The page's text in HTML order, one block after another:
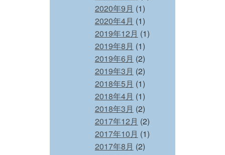
2020年9月 (1)
2020年4月 (1)
2019年12月 (1)
2019年8月 (1)
2019年6月 (2)
2019年3月 (2)
2018年5月 (1)
2018年4月 (1)
2018年3月 (2)
2017年12月 (2)
2017年10月 (1)
2017年8月 (2)